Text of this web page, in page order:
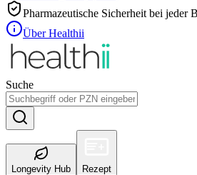
Pharmazeutische Sicherheit bei jeder
Über Healthii
Suche
Longevity Hub Rezept